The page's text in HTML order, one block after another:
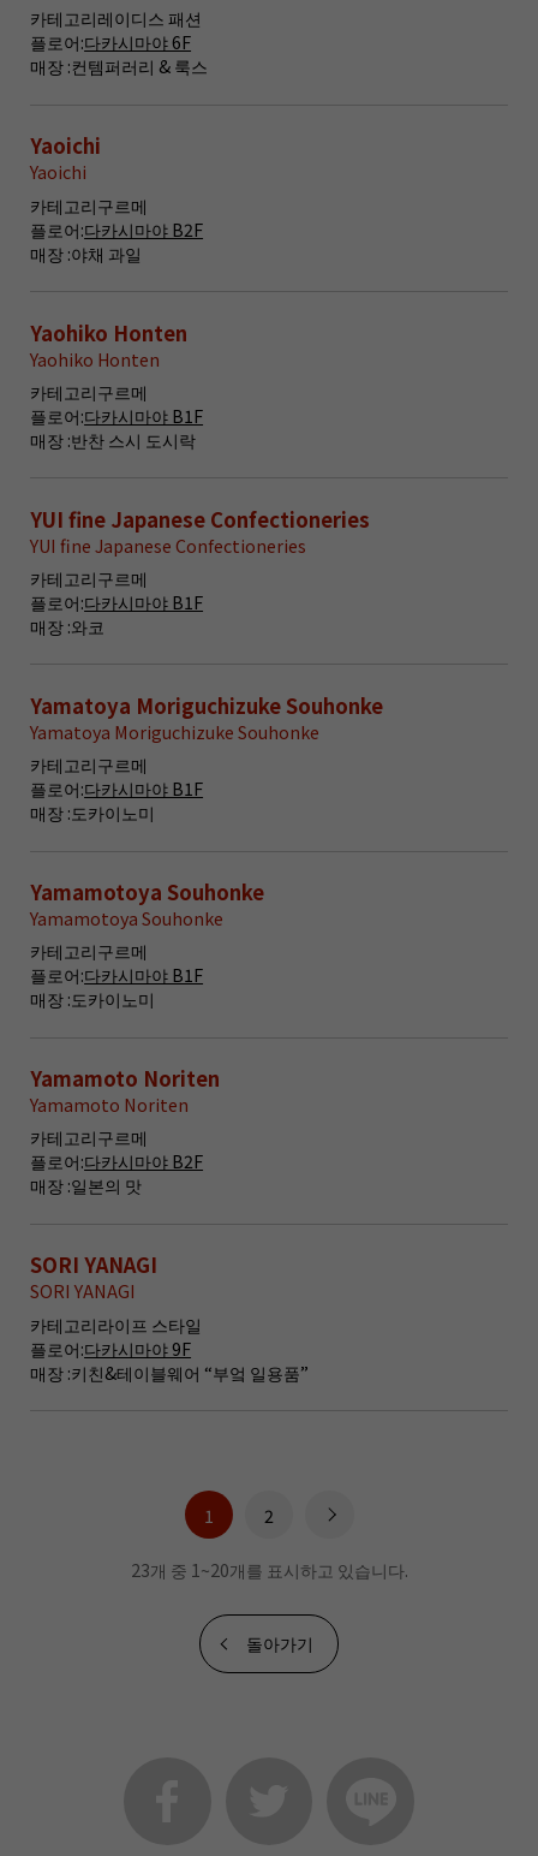
카테고리레이디스 패션
플로어:다카시마야 6F
매장 :컨템퍼러리 & 룩스
Yaoichi
Yaoichi
카테고리구르메
플로어:다카시마야 B2F
매장 :야채 과일
Yaohiko Honten
Yaohiko Honten
카테고리구르메
플로어:다카시마야 B1F
매장 :반찬 스시 도시락
YUI fine Japanese Confectioneries
YUI fine Japanese Confectioneries
카테고리구르메
플로어:다카시마야 B1F
매장 :와코
Yamatoya Moriguchizuke Souhonke
Yamatoya Moriguchizuke Souhonke
카테고리구르메
플로어:다카시마야 B1F
매장 :도카이노미
Yamamotoya Souhonke
Yamamotoya Souhonke
카테고리구르메
플로어:다카시마야 B1F
매장 :도카이노미
Yamamoto Noriten
Yamamoto Noriten
카테고리구르메
플로어:다카시마야 B2F
매장 :일본의 맛
SORI YANAGI
SORI YANAGI
카테고리라이프 스타일
플로어:다카시마야 9F
매장 :키친&테이블웨어 “부엌 일용품”
1 2
23개 중 1~20개를 표시하고 있습니다.
돌아가기